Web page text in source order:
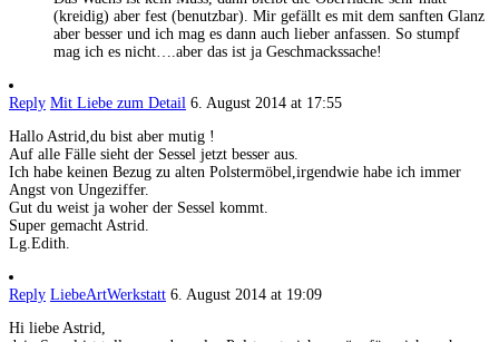
(kreidig) aber fest (benutzbar). Mir gefällt es mit dem sanften Glanz
aber besser und ich mag es dann auch lieber anfassen. So stumpf
mag ich es nicht….aber das ist ja Geschmackssache!
Reply Mit Liebe zum Detail 6. August 2014 at 17:55
Hallo Astrid,du bist aber mutig !
Auf alle Fälle sieht der Sessel jetzt besser aus.
Ich habe keinen Bezug zu alten Polstermöbel,irgendwie habe ich immer
Angst von Ungeziffer.
Gut du weist ja woher der Sessel kommt.
Super gemacht Astrid.
Lg.Edith.
Reply LiebeArtWerkstatt 6. August 2014 at 19:09
Hi liebe Astrid,